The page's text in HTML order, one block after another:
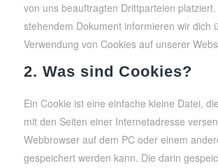
von uns beauftragten Drittparteien
stehendem Dokument informieren wir dich
Verwendung von Cookies auf unserer
2. Was sind Cookies?
Ein Cookie ist eine einfache kleine Datei,
mit den Seiten einer Internetadresse
Webbrowser auf dem PC oder einem
gespeichert werden kann. Die darin